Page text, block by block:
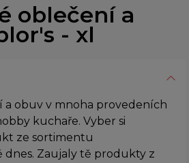
oblečení a
- xl
a obuv v mnoha provedeních
kuchaře. Vyber si
ze sortimentu
dnes. Zaujaly tě produkty z